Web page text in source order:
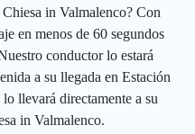
in Valmalenco? Con
en menos de 60 segundos
conductor lo estará
a su llegada en Estación
llevará directamente a su
in Valmalenco.